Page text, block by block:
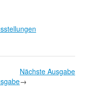
Nächste Ausgabe
→